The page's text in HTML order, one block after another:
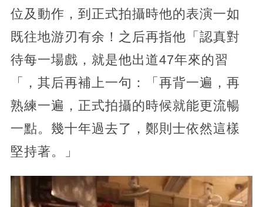
位及動作，到正式拍攝時他的表演一如
既往地游刃有余！之后再指他「認真對
待每一場戲，就是他出道47年來的習
「，其后再補上一句：「再背一遍，再
熟練一遍，正式拍攝的時候就能更流暢
一點。幾十年過去了，鄭則士依然這樣
堅持著。」